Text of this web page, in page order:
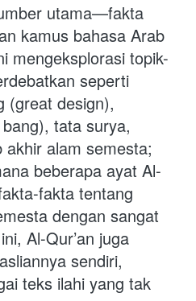
utama—fakta
kamus bahasa Arab
mengeksplorasi topik-
seperti
(great design),
tata surya,
akhir alam semesta;
beberapa ayat Al-
fakta tentang
dengan sangat
Al-Qur’an juga
sendiri,
teks ilahi yang tak